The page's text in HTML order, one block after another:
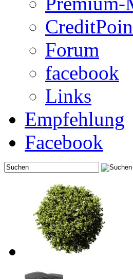
Forum
facebook
Links
Empfehlung
Facebook